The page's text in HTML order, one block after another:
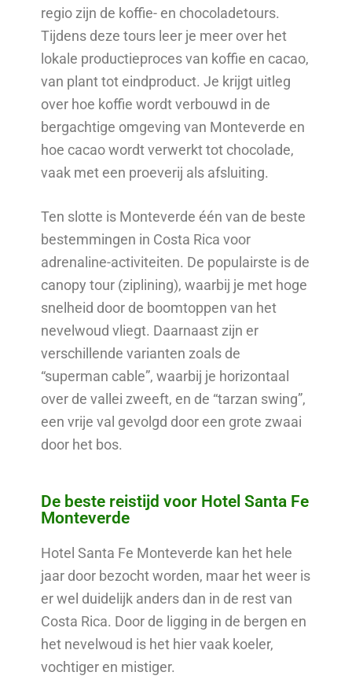
regio zijn de koffie- en chocoladetours.
Tijdens deze tours leer je meer over het
lokale productieproces van koffie en cacao,
van plant tot eindproduct. Je krijgt uitleg
over hoe koffie wordt verbouwd in de
bergachtige omgeving van Monteverde en
hoe cacao wordt verwerkt tot chocolade,
vaak met een proeverij als afsluiting.
Ten slotte is Monteverde één van de beste
bestemmingen in Costa Rica voor
adrenaline-activiteiten. De populairste is de
canopy tour (ziplining), waarbij je met hoge
snelheid door de boomtoppen van het
nevelwoud vliegt. Daarnaast zijn er
verschillende varianten zoals de
“superman cable”, waarbij je horizontaal
over de vallei zweeft, en de “tarzan swing”,
een vrije val gevolgd door een grote zwaai
door het bos.
De beste reistijd voor Hotel Santa Fe
Monteverde
Hotel Santa Fe Monteverde kan het hele
jaar door bezocht worden, maar het weer is
er wel duidelijk anders dan in de rest van
Costa Rica. Door de ligging in de bergen en
het nevelwoud is het hier vaak koeler,
vochtiger en mistiger.